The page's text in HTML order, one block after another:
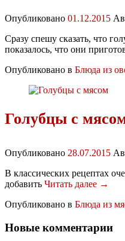
Опубликовано 01.12.2015
Сразу спешу сказать, что
показалось, что они
Опубликовано в Блюда из
Голубцы с
Опубликовано 28.07.2015
В классических рецептах
добавить Читать далее →
Опубликовано в Блюда из
Новые комментарии